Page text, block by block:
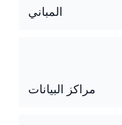
المباني
مراكز البيانات